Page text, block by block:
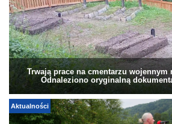
Trwają prace na cmentarzu wojennym
Odnaleziono oryginalną
Aktualności